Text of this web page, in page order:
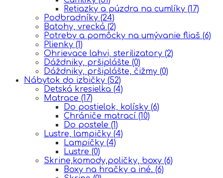
Retiazky a púzdra na cumlíky (17)
Podbradníky (24)
Batohy, vrecká (2)
Potreby a pomôcky na umývanie fliaš (6)
Plienky (1)
Ohrievace lahvi, sterilizatory (2)
Dáždniky, pršiplášte (0)
Dáždniky, pršiplášte, čižmy (0)
Nábytok do izbičky (52)
Detská kresielka (4)
Matrace (17)
Do postielok, kolísky (6)
Chrániče matrací (10)
Do postele (1)
Lustre, lampičky (4)
Lampičky (4)
Lustre (0)
Skrine,komody,poličky, boxy (6)
Boxy na hračky a iné. (6)